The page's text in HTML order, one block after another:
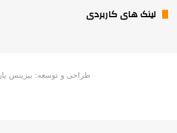
لینک های کاربردی
طراحی و توسعه: بیزینس یار